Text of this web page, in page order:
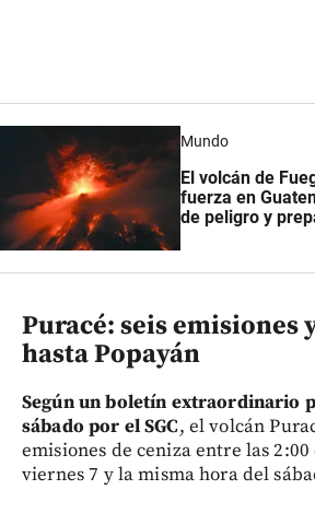
Mundo
El volcán de
fuerza en
de peligro y
Puracé: seis emisiones
hasta Popayán
Según un boletín extraordinario
sábado por el SGC, el volcán
emisiones de ceniza entre las
viernes 7 y la misma hora del